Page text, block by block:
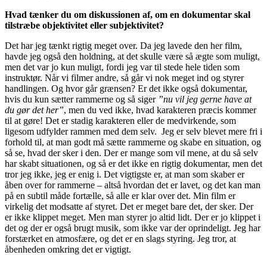
Hvad tænker du om diskussionen af, om en dokumentar skal
tilstræbe objektivitet eller subjektivitet?
Det har jeg tænkt rigtig meget over. Da jeg lavede den her film,
havde jeg også den holdning, at det skulle være så ægte som muligt,
men det var jo kun muligt, fordi jeg var til stede hele tiden som
instruktør. Når vi filmer andre, så går vi nok meget ind og styrer
handlingen. Og hvor går grænsen? Er det ikke også dokumentar,
hvis du kun sætter rammerne og så siger ”nu vil jeg gerne have at
du gør det her”, men du ved ikke, hvad karakteren præcis kommer
til at gøre! Det er stadig karakteren eller de medvirkende, som
ligesom udfylder rammen med dem selv. Jeg er selv blevet mere fri i
forhold til, at man godt må sætte rammerne og skabe en situation, og
så se, hvad der sker i den. Der er mange som vil mene, at du så selv
har skabt situationen, og så er det ikke en rigtig dokumentar, men det
tror jeg ikke, jeg er enig i. Det vigtigste er, at man som skaber er
åben over for rammerne – altså hvordan det er lavet, og det kan man
på en subtil måde fortælle, så alle er klar over det. Min film er
virkelig det modsatte af styret. Det er meget bare det, der sker. Der
er ikke klippet meget. Men man styrer jo altid lidt. Der er jo klippet i
det og der er også brugt musik, som ikke var der oprindeligt. Jeg har
forstærket en atmosfære, og det er en slags styring. Jeg tror, at
åbenheden omkring det er vigtigt.